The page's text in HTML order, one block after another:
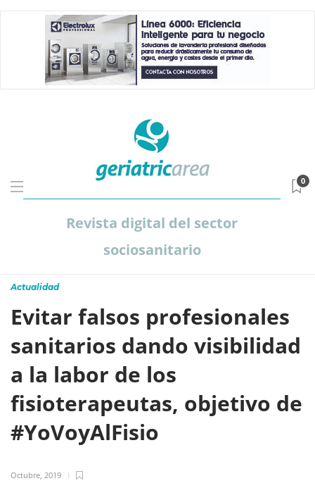
Revista digital del sector
sociosanitario
0
Actualidad
Evitar falsos profesionales
sanitarios dando visibilidad
a la labor de los
fisioterapeutas, objetivo de
#YoVoyAlFisio
Octubre, 2019